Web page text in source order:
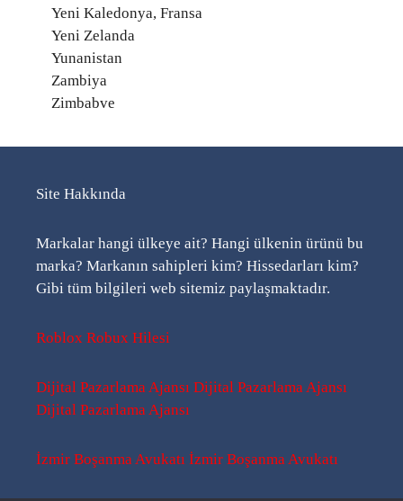
Yeni Kaledonya, Fransa
Yeni Zelanda
Yunanistan
Zambiya
Zimbabve
Site Hakkında
Markalar hangi ülkeye ait? Hangi ülkenin ürünü bu
marka? Markanın sahipleri kim? Hissedarları kim?
Gibi tüm bilgileri web sitemiz paylaşmaktadır.
Roblox Robux Hilesi
Dijital Pazarlama Ajansı Dijital Pazarlama Ajansı
Dijital Pazarlama Ajansı
İzmir Boşanma Avukatı İzmir Boşanma Avukatı